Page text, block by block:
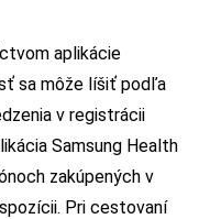
aplikácie
sa môže líšiť podľa
v registrácii
Samsung Health
zakúpených v
Pri cestovaní